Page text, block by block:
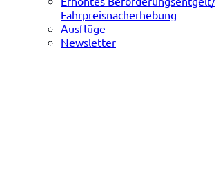
Fahrpreisnacherhebung
Ausflüge
Newsletter